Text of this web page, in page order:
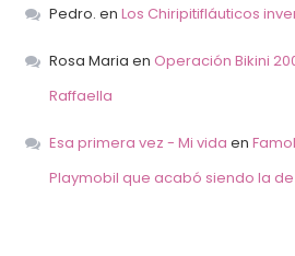
Pedro. en Los Chiripitifláuticos
Rosa Maria en Operación Bikini
Raffaella
Esa primera vez - Mi vida en
Playmobil que acabó siendo la